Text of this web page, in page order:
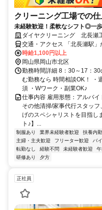
クリーニング工場での
未経験歓迎！柔軟なシフト◎一
ダイヤクリーニング 北長瀬
交通・アクセス 「北長瀬駅」
あり
時給1,100円以上
岡山県岡山市北区
勤務時間詳細 8：30～17：
む勤務なら 時間相談OK！ ・
須 ・Wワーク・副業OK♪
仕事内容 雇用形態：アルバイ
その他清掃/家事代行スタッ
げのスペシャリストを目指し
ト♪】...
制服あり 業界未経験者歓迎 扶養内
主婦・主夫歓迎
フリーター歓迎 バ
転勤なし
経験不問 未経験者歓迎
研修あり
夕方
正社員